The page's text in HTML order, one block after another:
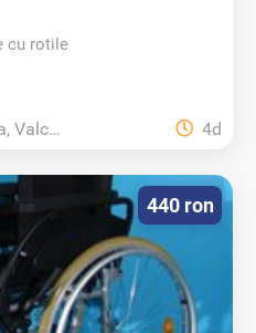
cu rotile
4d
440 ron